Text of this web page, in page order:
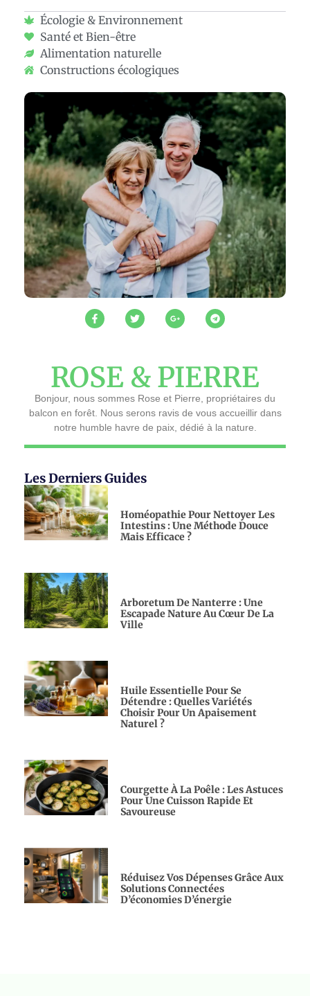
Écologie & Environnement
Santé et Bien-être
Alimentation naturelle
Constructions écologiques
ROSE & PIERRE
Bonjour, nous sommes Rose et Pierre, propriétaires du
balcon en forêt. Nous serons ravis de vous accueillir dans
notre humble havre de paix, dédié à la nature.
Les Derniers Guides
Homéopathie Pour Nettoyer Les
Intestins : Une Méthode Douce
Mais Efficace ?
Arboretum De Nanterre : Une
Escapade Nature Au Cœur De La
Ville
Huile Essentielle Pour Se
Détendre : Quelles Variétés
Choisir Pour Un Apaisement
Naturel ?
Courgette À La Poêle : Les Astuces
Pour Une Cuisson Rapide Et
Savoureuse
Réduisez Vos Dépenses Grâce Aux
Solutions Connectées
D’économies D’énergie